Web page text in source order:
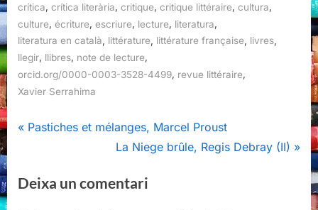
crítica crítica literària critique critique littéraire cultura
culture écriture escriure lecture literatura
literatura en català
littérature littérature française livres
llegir, llibres, note de lecture,
orcid.org/0000-0003-3528-4499, revue littéraire,
Xavier Serrahima
Navegació
P
v
Pastiches et mélanges, Marcel Proust
N
x
La Niege brûle, Regis Debray (II)
Deixa un comentari